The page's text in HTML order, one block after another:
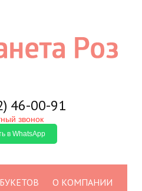
46-00-91
звонок
в WhatsApp
О КОМПАНИИ